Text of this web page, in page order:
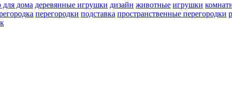
для дома деревянные игрушки дизайн животные игрушки
перегородки подставка пространственные перегородки